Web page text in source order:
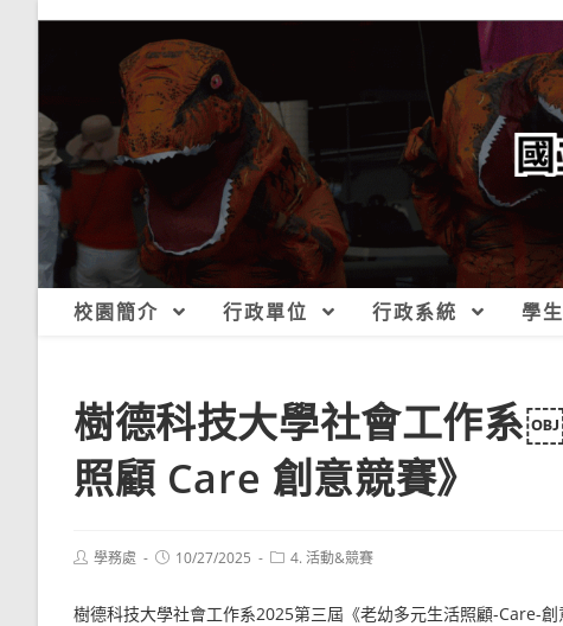
校園簡介 行政單位 行政系統 學
樹德科技大學社會工作系
照顧 Care 創意競賽》
Post學務處
Post10/27/2025
Post4. 活動&競賽
樹德科技大學社會工作系2025第三屆《老幼多元生活照顧-Care-創